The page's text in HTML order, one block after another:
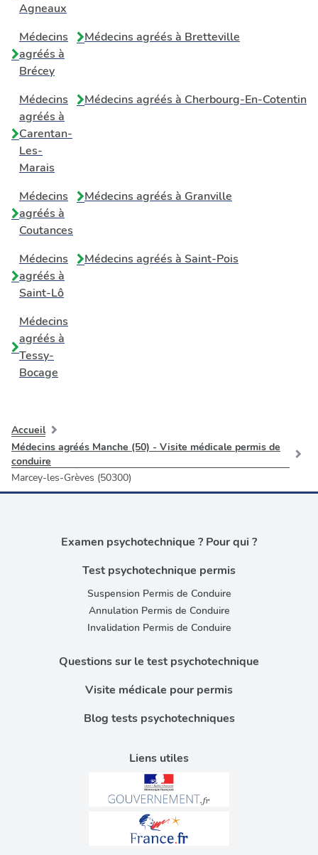
Agneaux
Médecins
agréés à
Brécey
Médecins agréés à Bretteville
Médecins
agréés à
Carentan-
Les-
Marais
Médecins agréés à Cherbourg-En-Cotentin
Médecins
agréés à
Coutances
Médecins agréés à Granville
Médecins
agréés à
Saint-Lô
Médecins agréés à Saint-Pois
Médecins
agréés à
Tessy-
Bocage
Accueil
Médecins agréés Manche (50) - Visite médicale permis de
conduire
Marcey-les-Grèves (50300)
Liens utiles
Examen psychotechnique ? Pour qui ?
Test psychotechnique permis
Suspension Permis de Conduire
Annulation Permis de Conduire
Invalidation Permis de Conduire
Questions sur le test psychotechnique
Visite médicale pour permis
Blog tests psychotechniques